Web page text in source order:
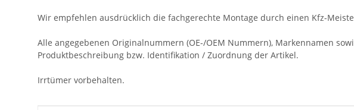
Wir empfehlen ausdrücklich die fachgerechte Montage durch einen Kfz-
Alle angegebenen Originalnummern (OE-/OEM Nummern), Markennamen
Produktbeschreibung bzw. Identifikation / Zuordnung der Artikel.
Irrtümer vorbehalten.